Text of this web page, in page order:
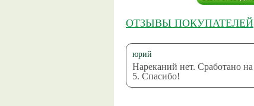
ОТЗЫВЫ ПОКУПАТЕЛЕЙ
юрий
Нареканий нет. Сработано на
5. Спасибо!